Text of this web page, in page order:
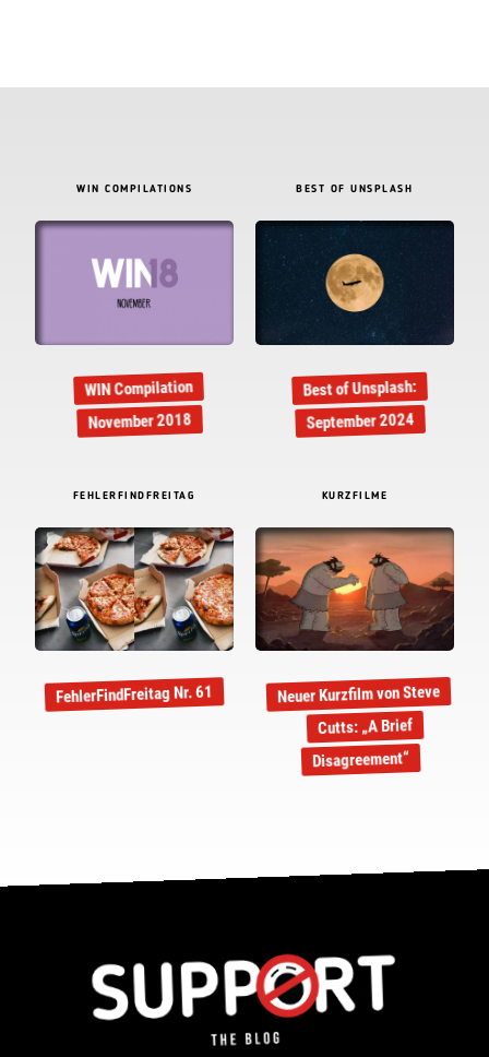
WIN COMPILATIONS
WIN Compilation
November 2018
BEST OF UNSPLASH
Best of Unsplash:
September 2024
FEHLERFINDFREITAG
FehlerFindFreitag Nr. 61
KURZFILME
Neuer Kurzfilm von Steve
Cutts: „A Brief
Disagreement“